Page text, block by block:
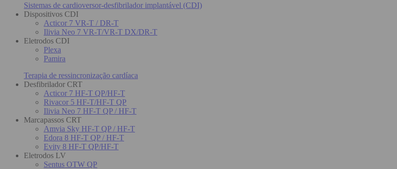
Sistemas de cardioversor-desfibrilador implantável (CDI)
Dispositivos CDI
Acticor 7 VR-T / DR-T
Ilivia Neo 7 VR-T/VR-T DX/DR-T
Eletrodos CDI
Plexa
Pamira
Terapia de ressincronização cardíaca
Desfibrilador CRT
Acticor 7 HF-T QP/HF-T
Rivacor 5 HF-T/HF-T QP
Ilivia Neo 7 HF-T QP / HF-T
Marcapassos CRT
Amvia Sky HF-T QP / HF-T
Edora 8 HF-T QP / HF-T
Evity 8 HF-T QP/HF-T
Eletrodos LV
Sentus OTW QP